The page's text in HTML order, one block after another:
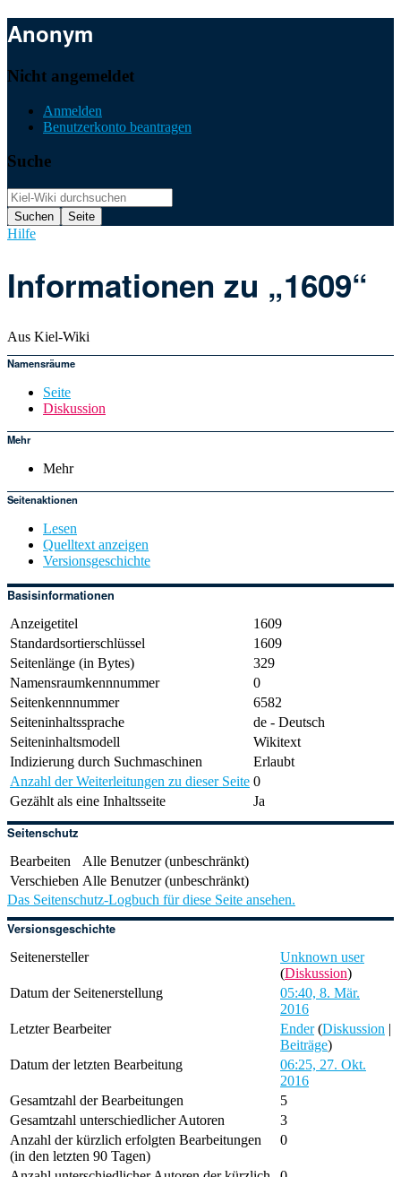
Anonym
Nicht angemeldet
Anmelden
Benutzerkonto beantragen
Suche
Hilfe
Informationen zu „1609“
Aus Kiel-Wiki
Namensräume
Seite
Diskussion
Mehr
Mehr
Seitenaktionen
Lesen
Quelltext anzeigen
Versionsgeschichte
Basisinformationen
Anzeigetitel
1609
Standardsortierschlüssel
1609
Seitenlänge (in Bytes)
329
Namensraumkennnummer
0
Seitenkennnummer
6582
Seiteninhaltssprache
de - Deutsch
Seiteninhaltsmodell
Wikitext
Indizierung durch Suchmaschinen
Erlaubt
Anzahl der Weiterleitungen zu dieser Seite 0
Gezählt als eine Inhaltsseite
Ja
Seitenschutz
Bearbeiten
Alle Benutzer (unbeschränkt)
Verschieben Alle Benutzer (unbeschränkt)
Das Seitenschutz-Logbuch für diese Seite ansehen.
Versionsgeschichte
Seitenersteller
Unknown user
(Diskussion)
Datum der Seitenerstellung
05:40, 8. Mär.
2016
Letzter Bearbeiter
Ender (Diskussion |
Beiträge)
Datum der letzten Bearbeitung
06:25, 27. Okt.
2016
Gesamtzahl der Bearbeitungen
5
Gesamtzahl unterschiedlicher Autoren
3
Anzahl der kürzlich erfolgten Bearbeitungen
(in den letzten 90 Tagen)
0